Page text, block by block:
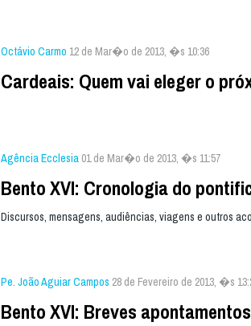
Octávio Carmo 12 de Mar�o de 2013, �s 10:36
Cardeais: Quem vai eleger o
Agência Ecclesia 01 de Mar�o de 2013, �s 11:57
Bento XVI: Cronologia do
Discursos, mensagens, audiências, viagens e outros
Pe. João Aguiar Campos 28 de Fevereiro de 2013, �s
Bento XVI: Breves apontamentos